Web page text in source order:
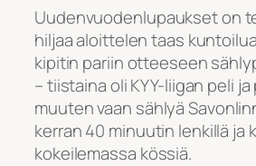
Uudenvuodenlupaukset on
hiljaa aloittelen taas
kipitin pariin otteeseen
– tiistaina oli KYY-liigan peli
muuten vaan sählyä
kerran 40 minuutin lenkillä ja
kokeilemassa kössiä.